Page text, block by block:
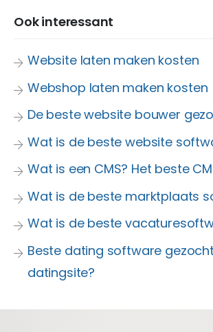
Ook interessant
Website laten maken kosten
Webshop laten maken kosten
De beste website bouwer
Wat is de beste website
Wat is een CMS? Het beste
Wat is de beste marktplaats
Wat is de beste
Beste dating software
datingsite?